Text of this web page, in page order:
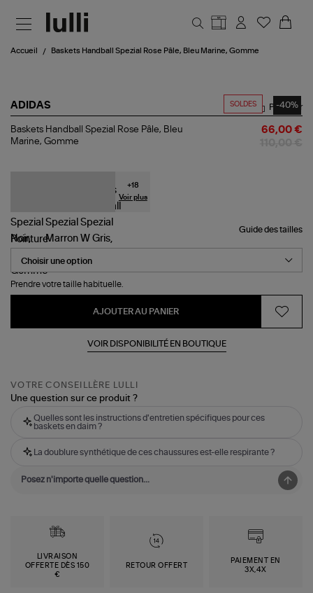
Accueil Baskets Handball Spezial Rose Pâle, Bleu Marine, Gomme
SOLDES -40%
ADIDAS
Baskets
Handball
Partager
Baskets Handball Spezial Rose Pâle, Bleu
Marine, Gomme
66,00 €
+18
Voir plus
Guide des tailles
Pointure
Prendre votre taille habituelle.
AJOUTER AU PANIER
VOIR DISPONIBILITÉ EN BOUTIQUE
VOTRE CONSEILLÈRE LULLI
Une question sur ce produit ?
Quelles sont les instructions d'entretien spécifiques pour ces
baskets en daim ?
La doublure synthétique de ces chaussures est-elle respirante ?
LIVRAISON
OFFERTE DÈS 150
€
RETOUR OFFERT
PAIEMENT EN
3X,4X